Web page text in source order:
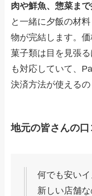
肉や鮮魚、惣菜ま
と一緒に夕飯の材
物が完結します。
菓子類は目を見張
も対応していて、
決済方法が使えるの
地元の皆さんの口
何でも安いイ
新しい店舗